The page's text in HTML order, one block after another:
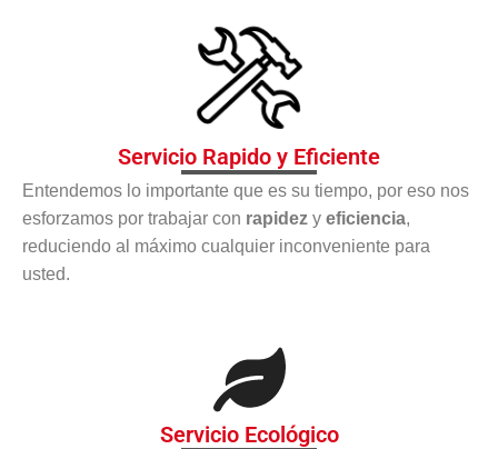
Servicio Rapido y Eficiente
Entendemos lo importante que es su tiempo, por eso nos
esforzamos por trabajar con rapidez y eficiencia,
reduciendo al máximo cualquier inconveniente para
usted.
Servicio Ecológico